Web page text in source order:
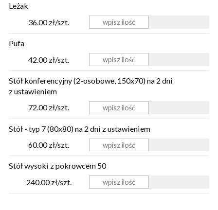
Leżak
36.00 zł/szt.
Pufa
42.00 zł/szt.
Stół konferencyjny (2-osobowe, 150x70) na 2 dni
z ustawieniem
72.00 zł/szt.
Stół - typ 7 (80x80) na 2 dni z ustawieniem
60.00 zł/szt.
Stół wysoki z pokrowcem 50
240.00 zł/szt.